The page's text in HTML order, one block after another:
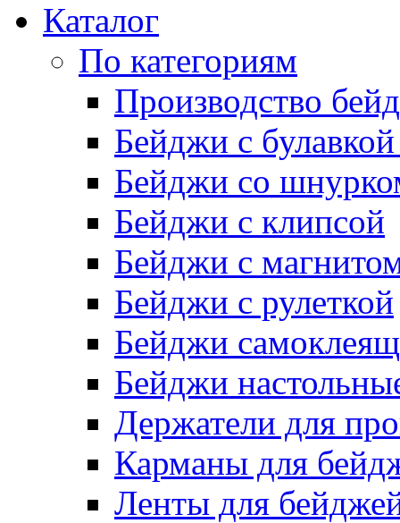
Каталог
По категориям
Производство
Бейджи с
Бейджи со
Бейджи с клипсой
Бейджи с
Бейджи с рулеткой
Бейджи
Бейджи
Держатели для
Карманы для
Ленты для